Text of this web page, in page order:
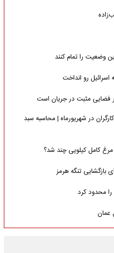
وضعیت را تمام کنند
اسرائیل رو انداخت
فضایی مثبت در جریان است
در شهریورماه | محاسبه سبد
کامل کیلویی چند شد؟
محدود کرد
عمان